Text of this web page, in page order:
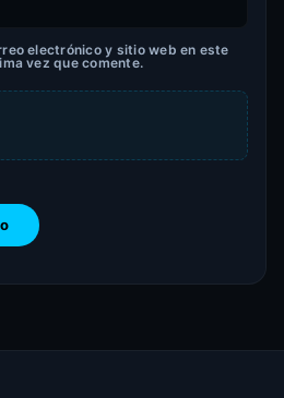
electrónico y sitio web en este
vez que comente.